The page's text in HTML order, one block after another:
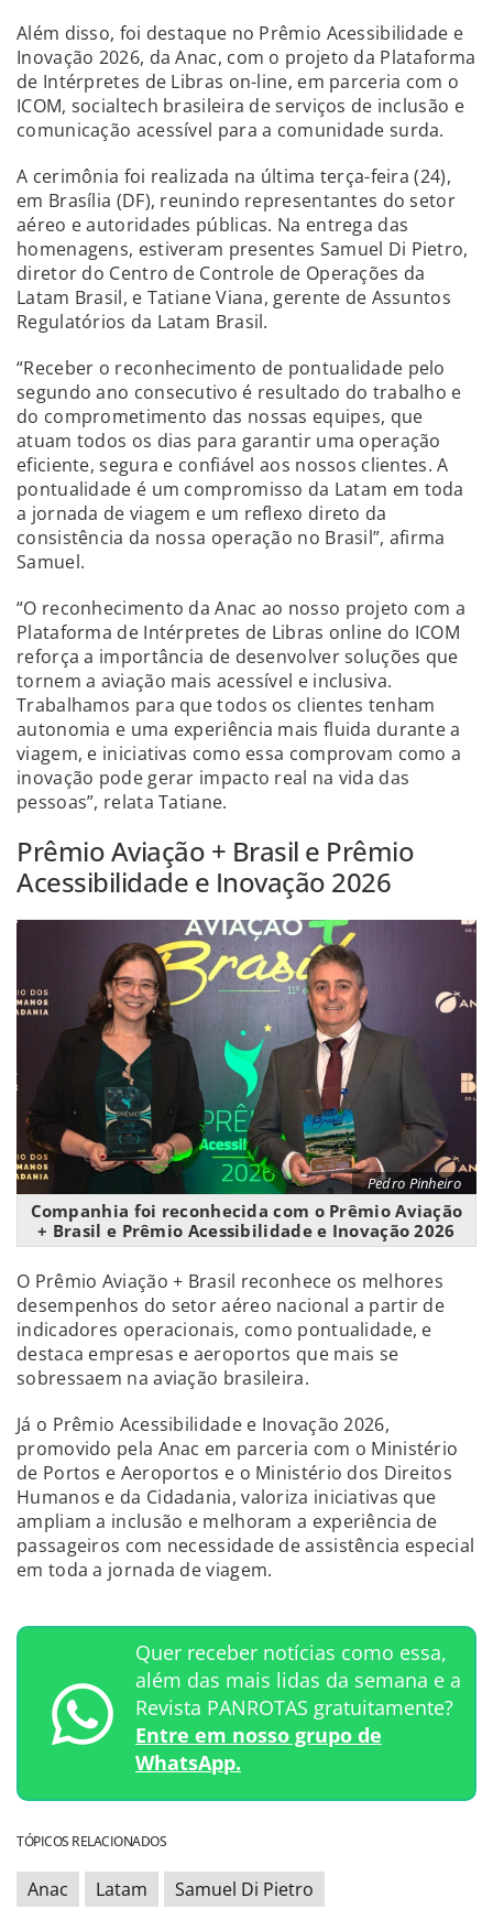
Além disso, foi destaque no Prêmio Acessibilidade e
Inovação 2026, da Anac, com o projeto da Plataforma
de Intérpretes de Libras on-line, em parceria com o
ICOM, socialtech brasileira de serviços de inclusão e
comunicação acessível para a comunidade surda.
A cerimônia foi realizada na última terça-feira (24),
em Brasília (DF), reunindo representantes do setor
aéreo e autoridades públicas. Na entrega das
homenagens, estiveram presentes Samuel Di Pietro,
diretor do Centro de Controle de Operações da
Latam Brasil, e Tatiane Viana, gerente de Assuntos
Regulatórios da Latam Brasil.
“Receber o reconhecimento de pontualidade pelo
segundo ano consecutivo é resultado do trabalho e
do comprometimento das nossas equipes, que
atuam todos os dias para garantir uma operação
eficiente, segura e confiável aos nossos clientes. A
pontualidade é um compromisso da Latam em toda
a jornada de viagem e um reflexo direto da
consistência da nossa operação no Brasil”, afirma
Samuel.
“O reconhecimento da Anac ao nosso projeto com a
Plataforma de Intérpretes de Libras online do ICOM
reforça a importância de desenvolver soluções que
tornem a aviação mais acessível e inclusiva.
Trabalhamos para que todos os clientes tenham
autonomia e uma experiência mais fluida durante a
viagem, e iniciativas como essa comprovam como a
inovação pode gerar impacto real na vida das
pessoas”, relata Tatiane.
Prêmio Aviação + Brasil e Prêmio
Acessibilidade e Inovação 2026
Pedro Pinheiro
Companhia foi reconhecida com o Prêmio Aviação
+ Brasil e Prêmio Acessibilidade e Inovação 2026
O Prêmio Aviação + Brasil reconhece os melhores
desempenhos do setor aéreo nacional a partir de
indicadores operacionais, como pontualidade, e
destaca empresas e aeroportos que mais se
sobressaem na aviação brasileira.
Já o Prêmio Acessibilidade e Inovação 2026,
promovido pela Anac em parceria com o Ministério
de Portos e Aeroportos e o Ministério dos Direitos
Humanos e da Cidadania, valoriza iniciativas que
ampliam a inclusão e melhoram a experiência de
passageiros com necessidade de assistência especial
em toda a jornada de viagem.
Quer receber notícias como essa,
além das mais lidas da semana e a
Revista PANROTAS gratuitamente?
Entre em nosso grupo de
WhatsApp.
TÓPICOS RELACIONADOS
Anac Latam Samuel Di Pietro